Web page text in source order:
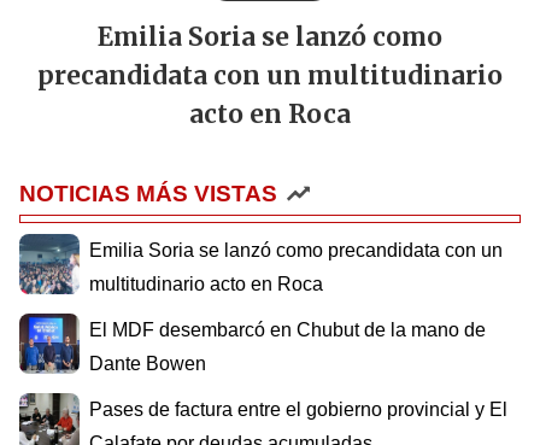
Emilia Soria se lanzó como
precandidata con un multitudinario
acto en Roca
NOTICIAS MÁS VISTAS
Emilia Soria se lanzó como precandidata con un
multitudinario acto en Roca
El MDF desembarcó en Chubut de la mano de
Dante Bowen
Pases de factura entre el gobierno provincial y El